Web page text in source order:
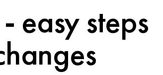
easy steps